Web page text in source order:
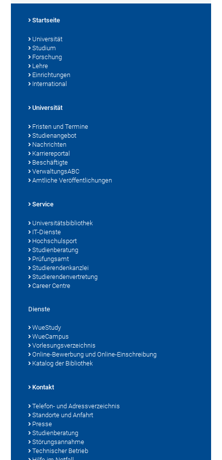
Startseite
Universität
Studium
Forschung
Lehre
Einrichtungen
International
Universität
Fristen und Termine
Studienangebot
Nachrichten
Karriereportal
Beschäftigte
VerwaltungsABC
Amtliche Veröffentlichungen
Service
Universitätsbibliothek
IT-Dienste
Hochschulsport
Studienberatung
Prüfungsamt
Studierendenkanzlei
Studierendenvertretung
Career Centre
Dienste
WueStudy
WueCampus
Vorlesungsverzeichnis
Online-Bewerbung und Online-Einschreibung
Katalog der Bibliothek
Kontakt
Telefon- und Adressverzeichnis
Standorte und Anfahrt
Presse
Studienberatung
Störungsannahme
Technischer Betrieb